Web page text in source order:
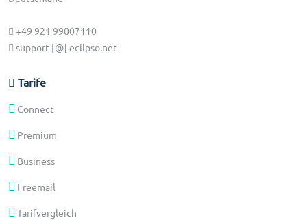
+49 921 99007110
support [@] eclipso.net
Tarife
Connect
Premium
Business
Freemail
Tarifvergleich